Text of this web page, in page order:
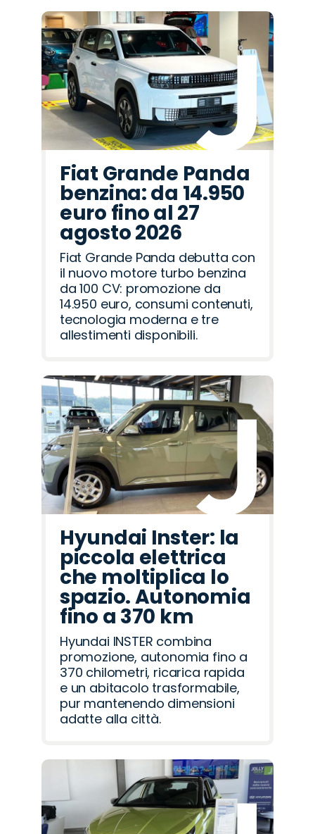
Fiat Grande Panda
benzina: da 14.950
euro fino al 27
agosto 2026
Fiat Grande Panda debutta con
il nuovo motore turbo benzina
da 100 CV: promozione da
14.950 euro, consumi contenuti,
tecnologia moderna e tre
allestimenti disponibili.
Hyundai Inster: la
piccola elettrica
che moltiplica lo
spazio. Autonomia
fino a 370 km
Hyundai INSTER combina
promozione, autonomia fino a
370 chilometri, ricarica rapida
e un abitacolo trasformabile,
pur mantenendo dimensioni
adatte alla città.